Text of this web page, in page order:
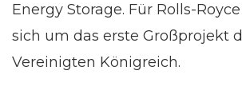
Energy Storage. Für Rolls-
sich um das erste Großprojekt
Vereinigten Königreich.